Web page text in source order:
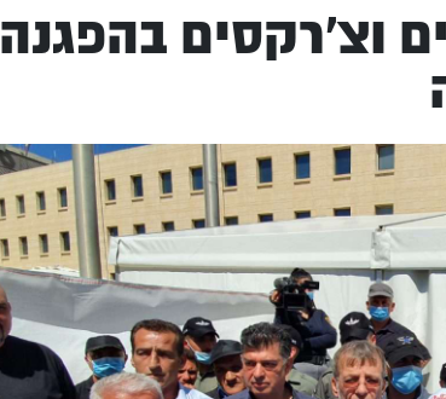
וצ’רקסים בהפגנה